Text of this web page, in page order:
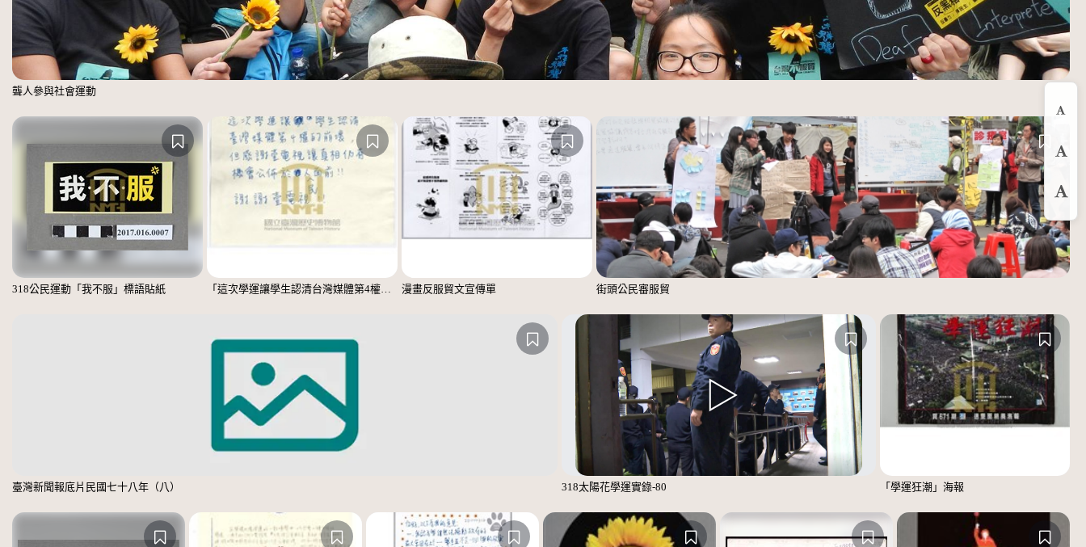
聾人參與社會運動
318公民運動「我不服」標語貼紙 「這次學運讓學生認清台灣媒體第4權的崩壞」便利貼 漫畫反服貿文宣傳單 街頭公民審服貿
臺灣新聞報底片民國七十八年（八） 318太陽花學運實錄-80 「學運狂潮」海報
放